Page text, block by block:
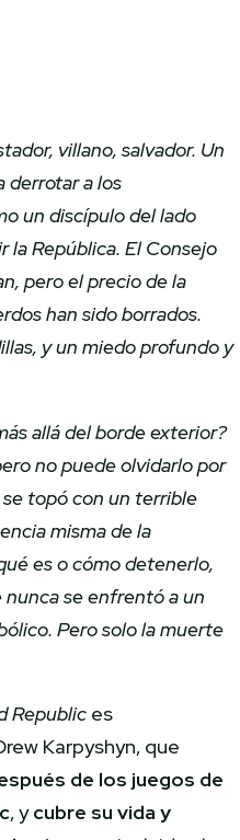
villano, salvador. Un
derrotar a los
un discípulo del lado
la República. El Consejo
pero el precio de la
han sido borrados.
y un miedo profundo y
allá del borde exterior?
no puede olvidarlo por
topó con un terrible
misma de la
es o cómo detenerlo,
nunca se enfrentó a un
Pero solo la muerte
Republic es
Karpyshyn, que
de los juegos de
, ycubre su vida y